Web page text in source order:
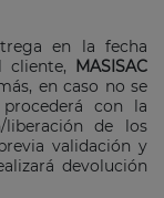
en la fecha
cliente,
MASISAC
en caso no se
con la
de los
validación y
devolución